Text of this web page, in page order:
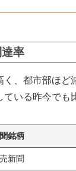
率
、都市部ほど
いる昨今でも
銘柄
新聞